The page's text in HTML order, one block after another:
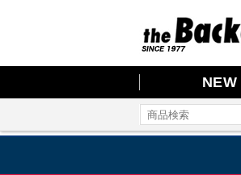
NEW